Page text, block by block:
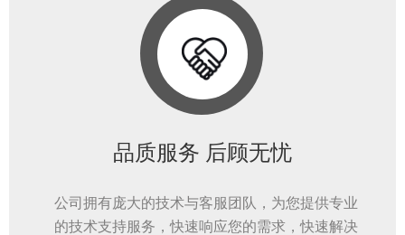
品质服务 后顾无忧
公司拥有庞大的技术与客服团队，为您提供专业
的技术支持服务，快速响应您的需求，快速解决